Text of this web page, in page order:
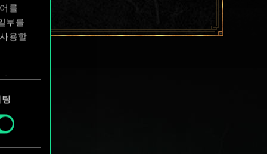
를
부를
용할